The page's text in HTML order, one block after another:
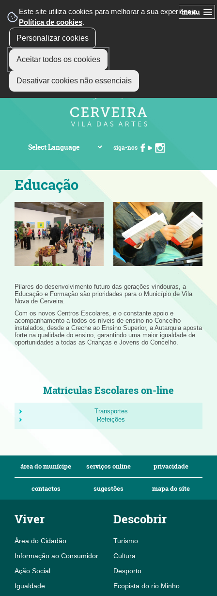
Este site utiliza cookies para melhorar a sua experiência.
Política de cookies.
Personalizar cookies
Aceitar todos os cookies
Desativar cookies não essenciais
menu
siga-nos
Educação
Pilares do desenvolvimento futuro das gerações vindouras, a
Educação e Formação são prioridades para o Município de Vila
Nova de Cerveira.
Com os novos Centros Escolares, e o constante apoio e
acompanhamento a todos os níveis de ensino no Concelho
instalados, desde a Creche ao Ensino Superior, a Autarquia aposta
forte na qualidade do ensino, garantindo uma maior igualdade de
oportunidades a todas as Crianças e Jovens do Concelho.
Matrículas Escolares on-line
Transportes
Refeições
área do munícipe serviços online privacidade
contactos sugestões mapa do site
Viver
Área do Cidadão
Informação ao Consumidor
Ação Social
Igualdade
Descobrir
Turismo
Cultura
Desporto
Ecopista do rio Minho